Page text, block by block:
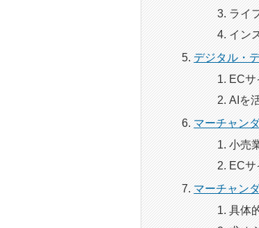
ライ
イン
デジタル・
EC
AIを
マーチャン
小売
ECサ
マーチャン
具体